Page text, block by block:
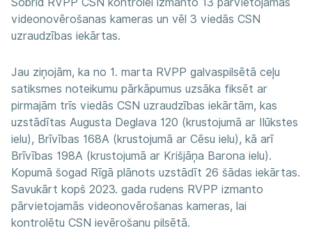
videonovērošanas kameras un vēl 3 viedās CSN
uzraudzības iekārtas.
Jau ziņojām, ka no 1. marta RVPP galvaspilsētā ceļu
satiksmes noteikumu pārkāpumus uzsāka fiksēt ar
pirmajām trīs viedās CSN uzraudzības iekārtām, kas
uzstādītas Augusta Deglava 120 (krustojumā ar Ilūkstes
ielu), Brīvības 168A (krustojumā ar Cēsu ielu), kā arī
Brīvības 198A (krustojumā ar Krišjāņa Barona ielu).
Kopumā šogad Rīgā plānots uzstādīt 26 šādas iekārtas.
Savukārt kopš 2023. gada rudens RVPP izmanto
pārvietojamās videonovērošanas kameras, lai
kontrolētu CSN ievērošanu pilsētā.